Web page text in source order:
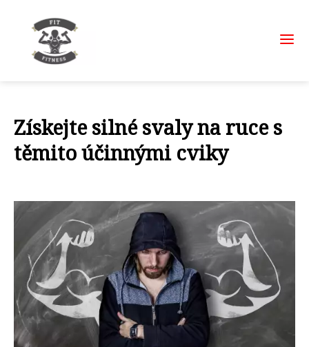
Získejte silné svaly na ruce s
těmito účinnými cviky